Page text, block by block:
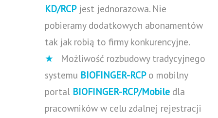
KD/RCPjest jednorazowa. Nie
pobieramy dodatkowych abonamentów
tak jak robią to firmy konkurencyjne.
★ Możliwość rozbudowy tradycyjnego
systemu BIOFINGER-RCPo mobilny
portal BIOFINGER-RCP/Mobile dla
pracowników w celu zdalnej rejestracji